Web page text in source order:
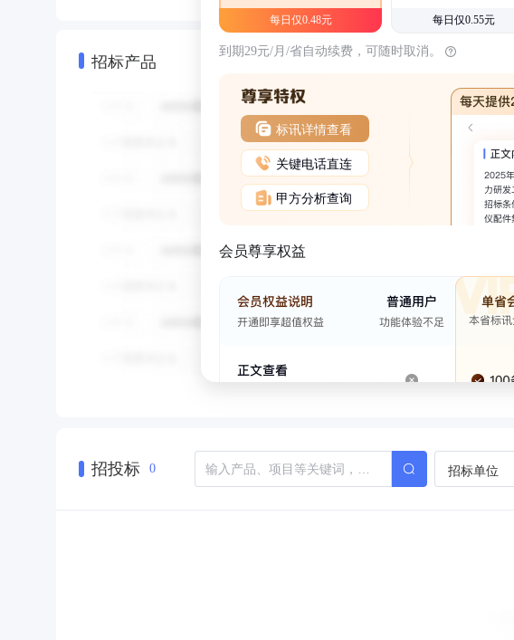
招标产品
每日仅0.48元 每日仅0.55元
到期29元/月/省自动续费，可随时取消。
标讯详情查看
关键电话直连
甲方分析查询
会员尊享权益
招投标 0 招标单位